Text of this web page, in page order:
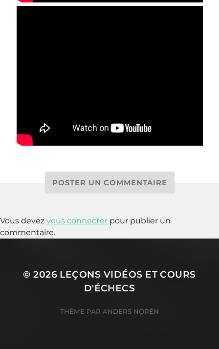
POSTER UN COMMENTAIRE
Vous devez vous connecter pour publier un
commentaire.
© 2026 LEÇONS VIDÉOS ET COURS
D'ÉCHECS
THÈME PAR ANDERS NORÉN